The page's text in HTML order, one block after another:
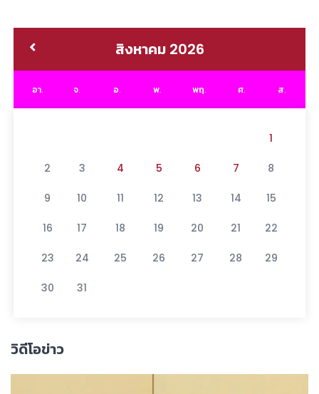
สิงหาคม 2026
อา. จ. อ. พ. พฤ. ศ. ส.
1
2 3 4 5 6 7 8
9 10 11 12 13 14 15
16 17 18 19 20 21 22
23 24 25 26 27 28 29
30 31
วิดีโอข่าว